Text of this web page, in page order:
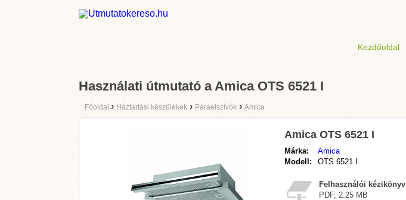
Kezdőoldal
Használati útmutató a Amica OTS 6521 I
Főoldal › Háztartási készülékek › Páraelszívók › Amica
Amica OTS 6521 I
Márka:
Amica
Modell:
OTS 6521 I
Felhasználói kézikönyv
PDF, 2.25 MB